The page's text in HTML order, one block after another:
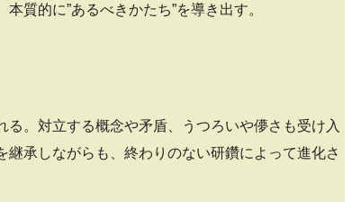
質的に”あるべきかたち”を導き出す。
。対立する概念や矛盾、うつろいや儚さも受け入
承しながらも、終わりのない研鑽によって進化さ